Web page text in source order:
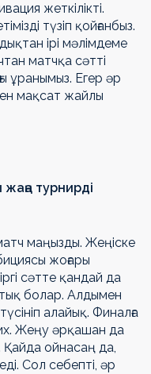
жеткілікті.
түзіп қойғанбыз.
ірі мәлімдеме
матчқа сәтті
ұранымыз. Егер әр
мақсат жайлы
турнирді
маңызды. Жеңіске
жоғары
сәтте қандай да
болар. Алдымен
алайық. Финалға
Жеңу әрқашан да
ойнасаң да,
Сол себепті, әр